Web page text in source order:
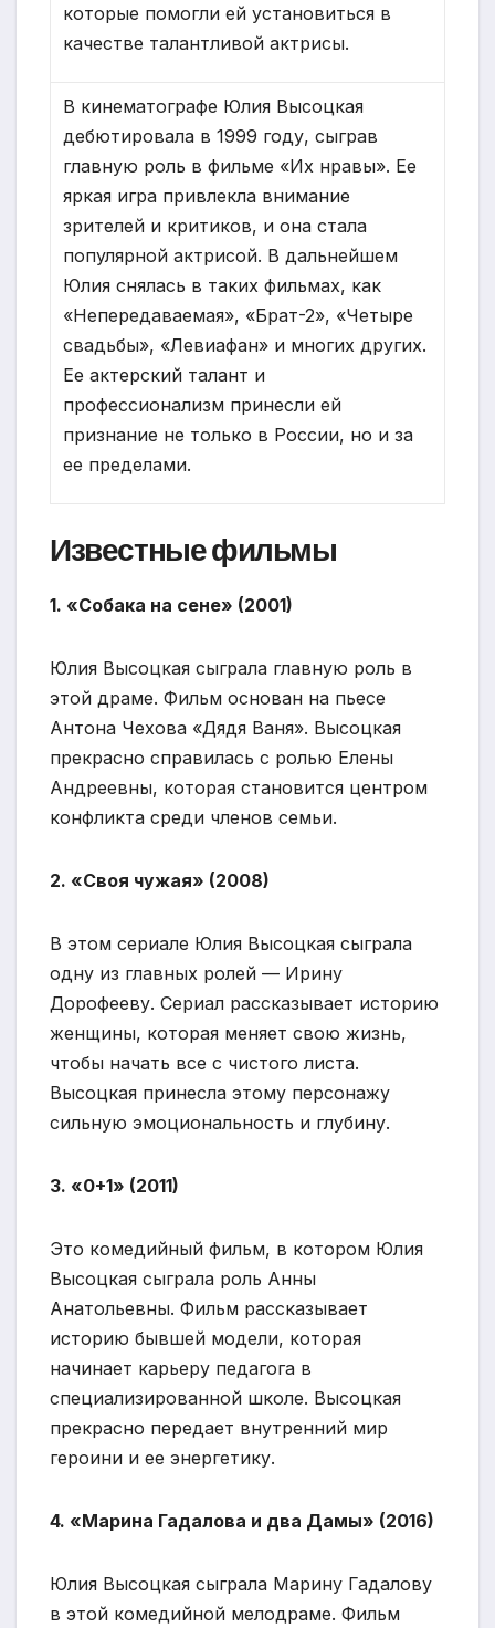
которые помогли ей установиться в
качестве талантливой актрисы.
В кинематографе Юлия Высоцкая
дебютировала в 1999 году, сыграв
главную роль в фильме «Их нравы». Ее
яркая игра привлекла внимание
зрителей и критиков, и она стала
популярной актрисой. В дальнейшем
Юлия снялась в таких фильмах, как
«Непередаваемая», «Брат-2», «Четыре
свадьбы», «Левиафан» и многих других.
Ее актерский талант и
профессионализм принесли ей
признание не только в России, но и за
ее пределами.
Известные фильмы
1. «Собака на сене» (2001)
Юлия Высоцкая сыграла главную роль в
этой драме. Фильм основан на пьесе
Антона Чехова «Дядя Ваня». Высоцкая
прекрасно справилась с ролью Елены
Андреевны, которая становится центром
конфликта среди членов семьи.
2. «Своя чужая» (2008)
В этом сериале Юлия Высоцкая сыграла
одну из главных ролей — Ирину
Дорофееву. Сериал рассказывает историю
женщины, которая меняет свою жизнь,
чтобы начать все с чистого листа.
Высоцкая принесла этому персонажу
сильную эмоциональность и глубину.
3. «0+1» (2011)
Это комедийный фильм, в котором Юлия
Высоцкая сыграла роль Анны
Анатольевны. Фильм рассказывает
историю бывшей модели, которая
начинает карьеру педагога в
специализированной школе. Высоцкая
прекрасно передает внутренний мир
героини и ее энергетику.
4. «Марина Гадалова и два Дамы» (2016)
Юлия Высоцкая сыграла Марину Гадалову
в этой комедийной мелодраме. Фильм